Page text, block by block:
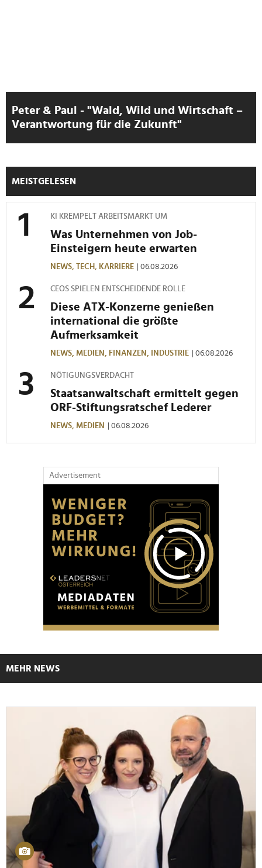
Peter & Paul - "Wald, Wild und Wirtschaft –
Verantwortung für die Zukunft"
MEISTGELESEN
KI KREMPELT ARBEITSMARKT UM
Was Unternehmen von Job-
Einsteigern heute erwarten
NEWS, TECH, KARRIERE | 06.08.2026
CEOS SPIELEN ENTSCHEIDENDE ROLLE
Diese ATX-Konzerne genießen
international die größte
Aufmerksamkeit
NEWS, MEDIEN, FINANZEN, INDUSTRIE | 06.08.2026
NÖTIGUNGSVERDACHT
Staatsanwaltschaft ermittelt gegen
ORF-Stiftungsratschef Lederer
NEWS, MEDIEN | 06.08.2026
Advertisement
MEHR NEWS